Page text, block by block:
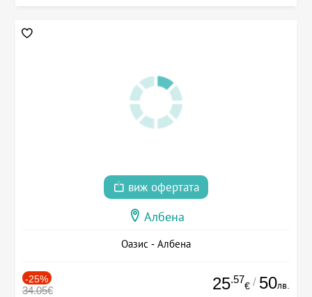
виж офертата
Албена
Оазис - Албена
-25%
34.05€ 25.57
€ / 50лв.